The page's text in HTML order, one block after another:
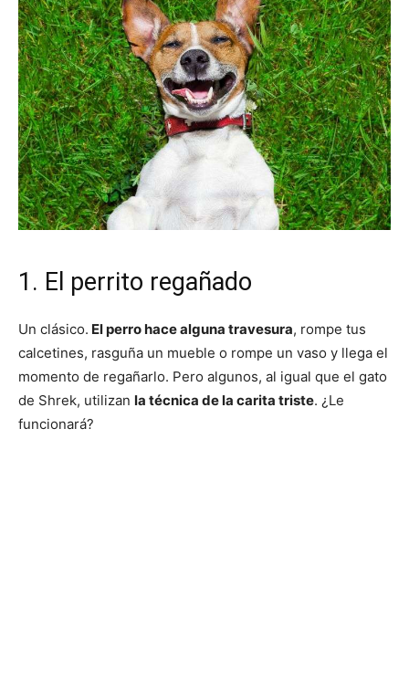
–
Fotos
de
1. El perrito regañado
Un clásico. El perro hace alguna travesura, rompe tus
calcetines, rasguña un mueble o rompe un vaso y llega el
momento de regañarlo. Pero algunos, al igual que el gato
de Shrek, utilizan la técnica de la carita triste. ¿Le
funcionará?